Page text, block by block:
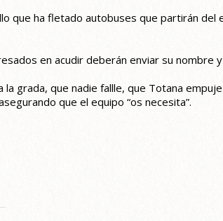
que ha fletado autobuses que partirán del
en acudir deberán enviar su nombre
la grada, que nadie fallle, que Totana
que el equipo “os necesita”.